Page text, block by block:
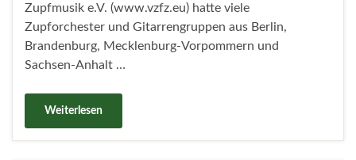
Zupfmusik e.V. (www.vzfz.eu) hatte viele
Zupforchester und Gitarrengruppen aus Berlin,
Brandenburg, Mecklenburg-Vorpommern und
Sachsen-Anhalt …
Weiterlesen